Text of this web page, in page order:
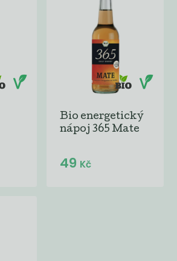
Bio energetický
nápoj 365 Mate
49 Kč